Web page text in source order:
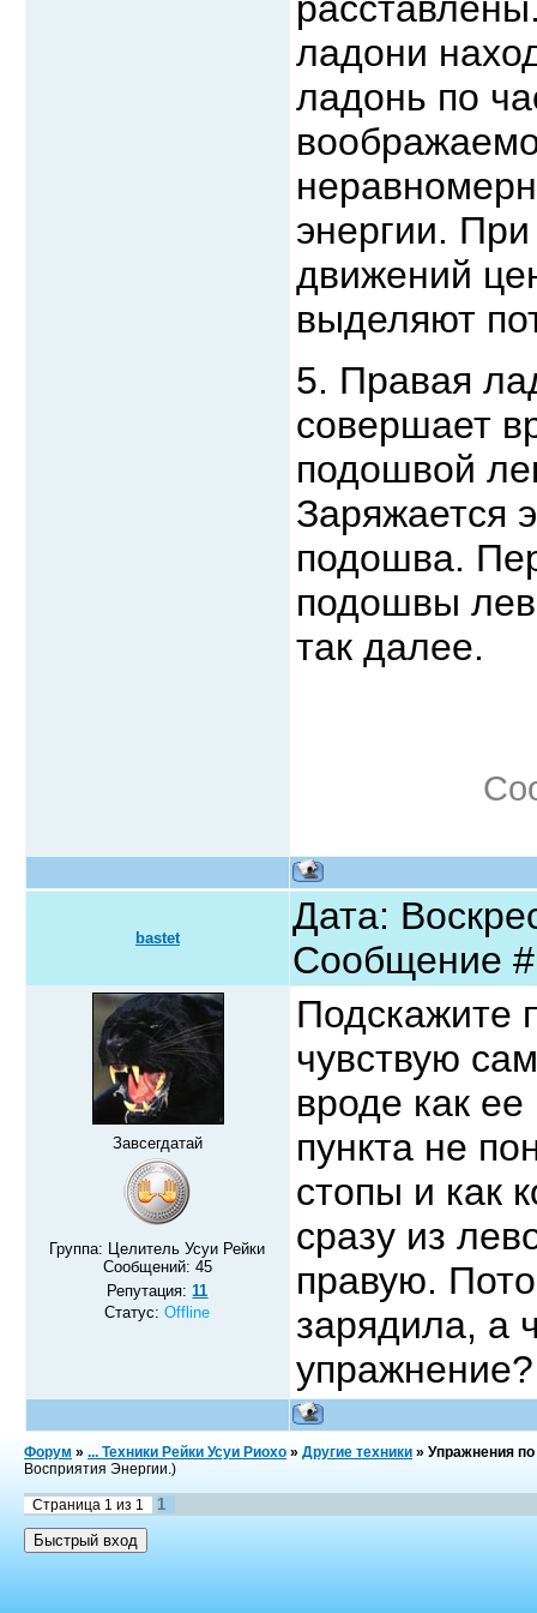
ладони
ладонь по
энергии.
движений
выделяют
5. Правая
совершает
подошвой
Заряжается
подошва.
подошвы
так далее.
bastet
Дата:
Сообщение
Завсегдатай
Группа: Целитель Усуи Рейки
Сообщений: 45
Репутация:11
Статус:Offline
Подскажите
чувствую
вроде как
пункта не
стопы и как
сразу из
правую.
зарядила, а
упражнение?
Форум » ... Техники Рейки Усуи Риохо » Другие техники » Упражнения
Восприятия Энергии.)
Страница 1 из 1 1